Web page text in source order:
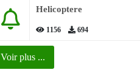
Helicoptere
1156 694
Voir plus ...